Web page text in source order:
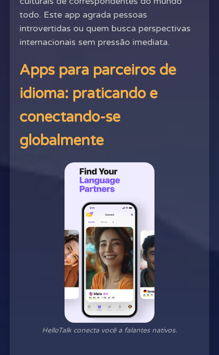
todo. Este app agrada pessoas
introvertidas ou quem busca perspectivas
internacionais sem pressão imediata.
Apps para parceiros de
idioma: praticando e
conectando-se
globalmente
HelloTalk conecta você a falantes nativos.